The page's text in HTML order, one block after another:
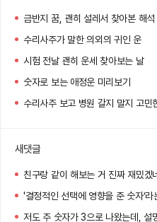
금반지 꿈, 괜히 설레서 찾아본 해석
수리사주가 말한 의외의 귀인 운
시험 전날 괜히 운세 찾아보는 날
숫자로 보는 애정운 미리보기
수리사주 보고 병원 갈지 말지 고민
새댓글